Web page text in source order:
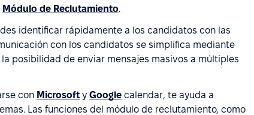
Módulo de Reclutamiento.
identificar rápidamente a los candidatos con las
con los candidatos se simplifica mediante
posibilidad de enviar mensajes masivos a múltiples
con Microsoft y Google calendar, te ayuda a
Las funciones del módulo de reclutamiento, como